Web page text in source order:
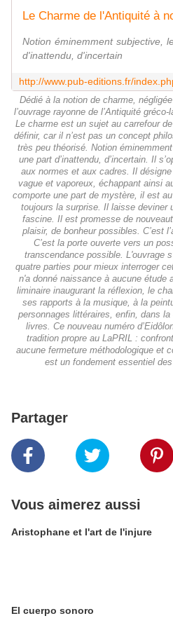
Le Charme de l'Antiquité à
Notion éminemment subjective,
d'inattendu, d'incertain
Dédié à la notion de charme,
l’ouvrage rayonne de l’Antiquité
Le charme est un sujet au carrefour
définir, car il n’est pas un concept
très peu théorisé. Notion
une part d’inattendu, d’incertain. Il
aux normes et aux cadres. Il
vague et vaporeux, échappant ainsi
comporte une part de mystère, il est
toujours la surprise. Il laisse deviner
fascine. Il est promesse de
plaisir, de bonheur possibles. C’est
C’est la porte ouverte vers un
transcendance possible. L'ouvrage
quatre parties pour mieux interroger
n'a donné naissance à aucune étude
liminaire inaugurant la réflexion, le
ses rapports à la musique, à la
personnages littéraires, enfin, dans
livres. Ce nouveau numéro
tradition propre au LaPRIL :
aucune fermeture méthodologique et
est un fondement essentiel
Partager
Vous aimerez aussi
Aristophane et l'art de l'injure
El cuerpo sonoro